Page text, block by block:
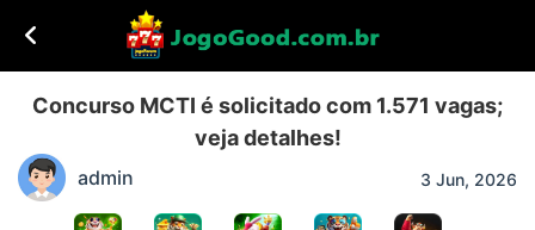
Concurso MCTI é solicitado com 1.571 vagas;
veja detalhes!
admin 3 Jun, 2026